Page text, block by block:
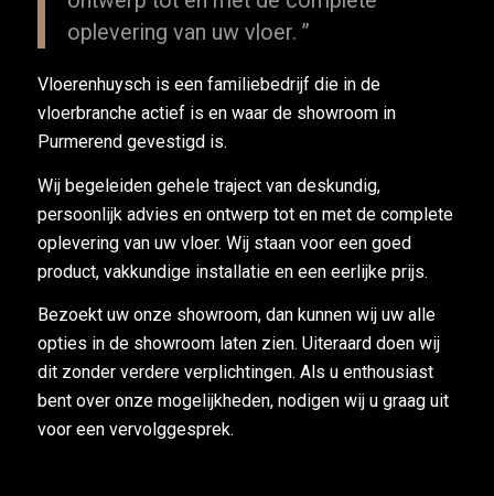
oplevering van uw vloer. ”
Vloerenhuysch is een familiebedrijf die in de
vloerbranche actief is en waar de showroom in
Purmerend gevestigd is.
Wij begeleiden gehele traject van deskundig,
persoonlijk advies en ontwerp tot en met de complete
oplevering van uw vloer. Wij staan voor een goed
product, vakkundige installatie en een eerlijke prijs.
Bezoekt uw onze showroom, dan kunnen wij uw alle
opties in de showroom laten zien. Uiteraard doen wij
dit zonder verdere verplichtingen. Als u enthousiast
bent over onze mogelijkheden, nodigen wij u graag uit
voor een vervolggesprek.